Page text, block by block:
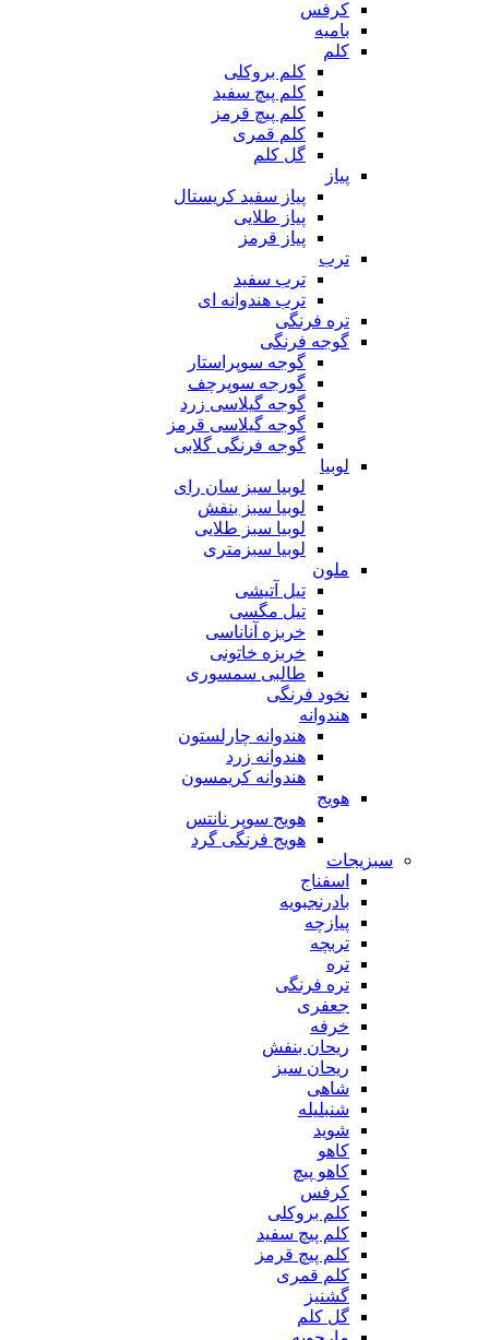
کرفس
بامیه
کلم
کلم بروکلی
کلم پیچ سفید
کلم پیچ قرمز
کلم قمری
گل کلم
پیاز
پیاز سفید کریستال
پیاز طلایی
پیاز قرمز
ترب
ترب سفید
ترب هندوانه ای
تره فرنگی
گوجه فرنگی
گوجه سوپراستار
گورجه سوپرچف
گوجه گیلاسی زرد
گوجه گیلاسی قرمز
گوجه فرنگی گلابی
لوبیا
لوبیا سبز سان رای
لوبیا سبز بنفش
لوبیا سبز طلایی
لوبیا سبزمتری
ملون
تیل آتیشی
تیل مگسی
خربزه آناناسی
خربزه خاتونی
طالبی سمسوری
نخود فرنگی
هندوانه
هندوانه چارلستون
هندوانه زرد
هندوانه کریمسون
هویج
هویج سوپر نانتس
هویج فرنگی گرد
سبزیجات
اسفناج
بادرنجبویه
پیازچه
تربچه
تره
تره فرنگی
جعفری
خرفه
ریحان بنفش
ریحان سبز
شاهی
شنبلیله
شوید
کاهو
کاهو پیچ
کرفس
کلم بروکلی
کلم پیچ سفید
کلم پیچ قرمز
کلم قمری
گشنیز
گل کلم